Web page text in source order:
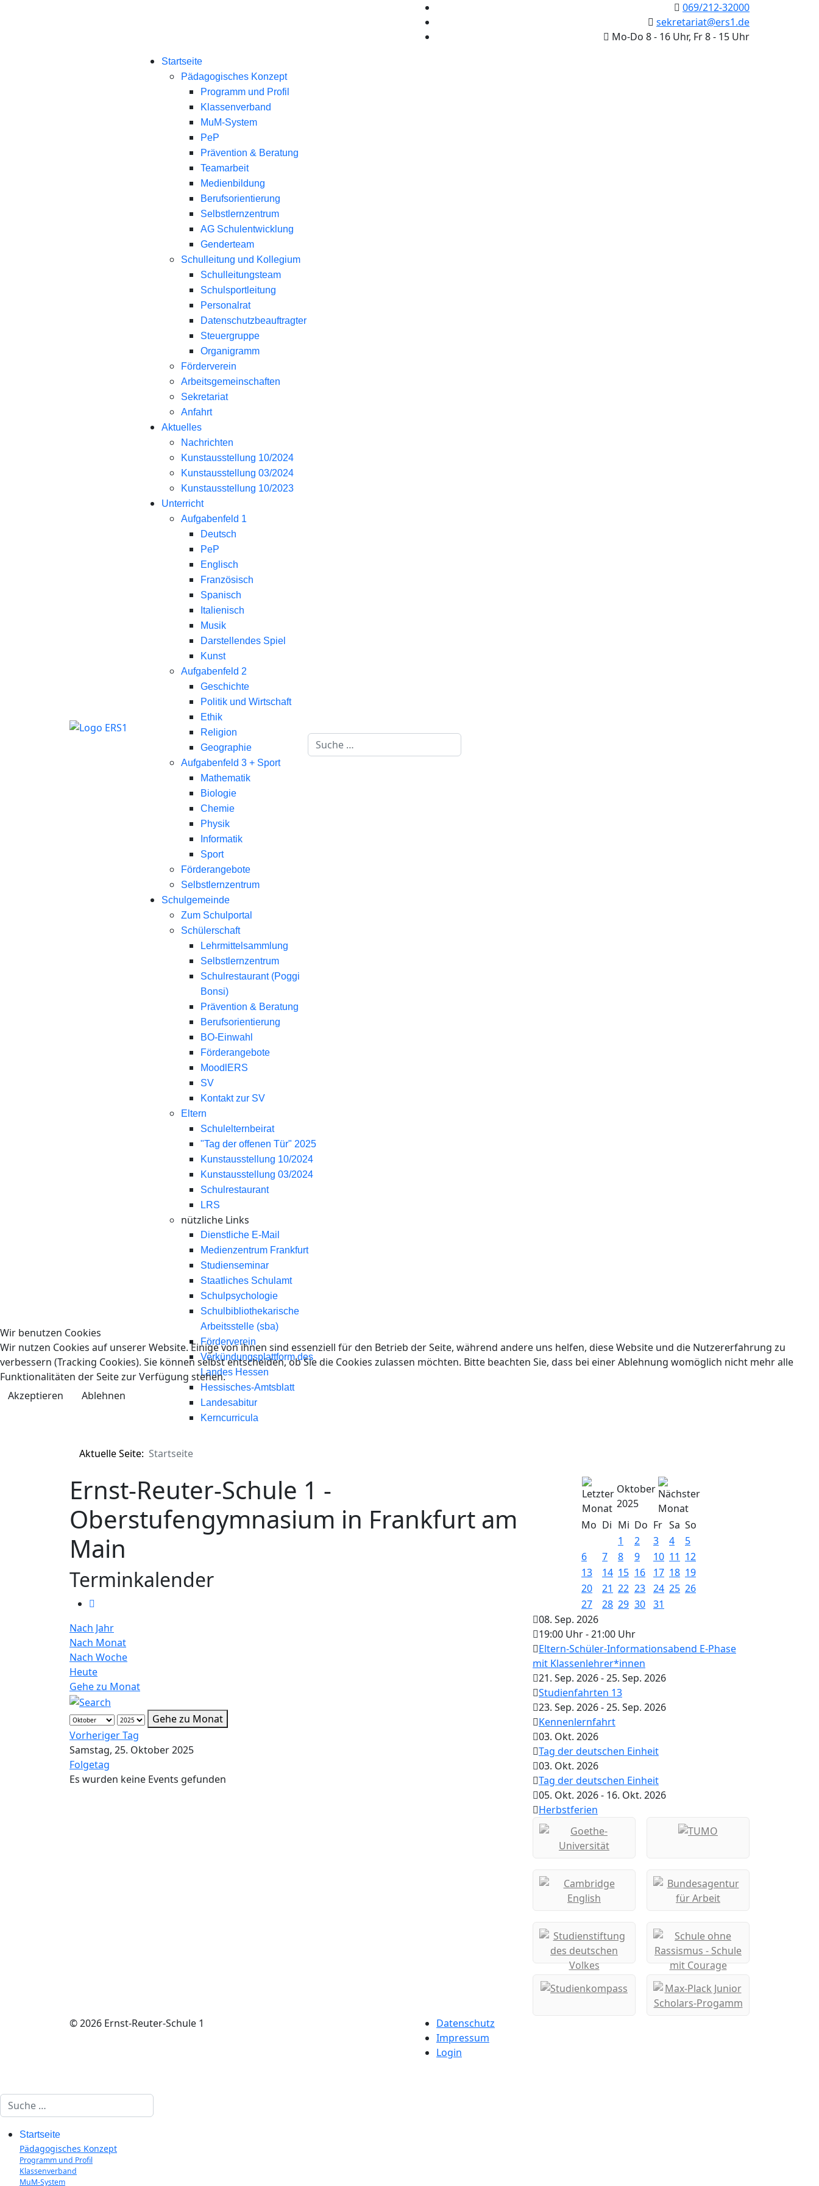
069/212-32000
sekretariat@ers1.de
Mo-Do 8 - 16 Uhr, Fr 8 - 15 Uhr
Startseite
Pädagogisches Konzept
Programm und Profil
Klassenverband
MuM-System
PeP
Prävention & Beratung
Teamarbeit
Medienbildung
Berufsorientierung
Selbstlernzentrum
AG Schulentwicklung
Genderteam
Schulleitung und Kollegium
Schulleitungsteam
Schulsportleitung
Personalrat
Datenschutzbeauftragter
Steuergruppe
Organigramm
Förderverein
Arbeitsgemeinschaften
Sekretariat
Anfahrt
Aktuelles
Nachrichten
Kunstausstellung 10/2024
Kunstausstellung 03/2024
Kunstausstellung 10/2023
Unterricht
Aufgabenfeld 1
Deutsch
PeP
Englisch
Französisch
Spanisch
Italienisch
Musik
Darstellendes Spiel
Kunst
Aufgabenfeld 2
Geschichte
Politik und Wirtschaft
Ethik
Religion
Geographie
Aufgabenfeld 3 + Sport
Mathematik
Biologie
Chemie
Physik
Informatik
Sport
Förderangebote
Selbstlernzentrum
Schulgemeinde
Zum Schulportal
Schülerschaft
Lehrmittelsammlung
Selbstlernzentrum
Schulrestaurant (Poggi
Bonsi)
Prävention & Beratung
Berufsorientierung
BO-Einwahl
Förderangebote
MoodlERS
SV
Kontakt zur SV
Eltern
Schulelternbeirat
"Tag der offenen Tür" 2025
Kunstausstellung 10/2024
Kunstausstellung 03/2024
Schulrestaurant
LRS
nützliche Links
Dienstliche E-Mail
Medienzentrum Frankfurt
Studienseminar
Staatliches Schulamt
Schulpsychologie
Schulbibliothekarische
Arbeitsstelle (sba)
Förderverein
Verkündungsplattform des
Landes Hessen
Hessisches-Amtsblatt
Landesabitur
Kerncurricula
Suchen
Aktuelle Seite: Startseite
Ernst-Reuter-Schule 1 -
Oberstufengymnasium in Frankfurt am
Main
Terminkalender
Nach Jahr
Nach Monat
Nach Woche
Heute
Gehe zu Monat
Gehe zu Monat
Vorheriger Tag
Samstag, 25. Oktober 2025
Folgetag
Es wurden keine Events gefunden
Oktober
2025
Mo Di Mi Do Fr Sa So
1
2 3 4
5
6
7 8 9 10 11 12
13
14 15 16 17 18 19
20
21 22 23 24 25 26
27
28 29 30 31
08. Sep. 2026
19:00 Uhr-21:00 Uhr
Eltern-Schüler-Informationsabend E-Phase
mit Klassenlehrer*innen
21. Sep. 2026-25. Sep. 2026
Studienfahrten 13
23. Sep. 2026-25. Sep. 2026
Kennenlernfahrt
03. Okt. 2026
Tag der deutschen Einheit
03. Okt. 2026
Tag der deutschen Einheit
05. Okt. 2026- 16. Okt. 2026
Herbstferien
© 2026 Ernst-Reuter-Schule 1
Datenschutz
Impressum
Login
Suchen
Startseite
Pädagogisches Konzept
Programm und Profil
Klassenverband
MuM-System
Wir benutzen Cookies
Wir nutzen Cookies auf unserer Website. Einige von ihnen sind essenziell für den Betrieb der Seite, während andere uns helfen, diese Website und die Nutzererfahrung zu
verbessern (Tracking Cookies). Sie können selbst entscheiden, ob Sie die Cookies zulassen möchten. Bitte beachten Sie, dass bei einer Ablehnung womöglich nicht mehr alle
Funktionalitäten der Seite zur Verfügung stehen.
Akzeptieren
Ablehnen